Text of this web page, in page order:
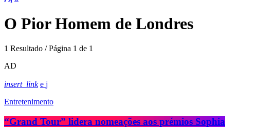
O Pior Homem de Londres
1 Resultado / Página 1 de 1
AD
insert_link
Entretenimento
“Grand Tour” lidera nomeações aos prémios Sophia